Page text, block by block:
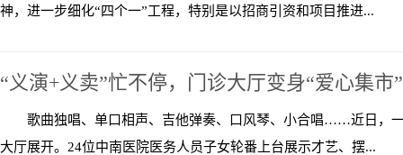
神，进一步细化“四个一”工程，特别是以招商引资和项目推进...
“义演+义卖”忙不停，门诊大厅变身“爱心集市”
歌曲独唱、单口相声、吉他弹奏、口风琴、小合唱……近日，
大厅展开。24位中南医院医务人员子女轮番上台展示才艺、摆...